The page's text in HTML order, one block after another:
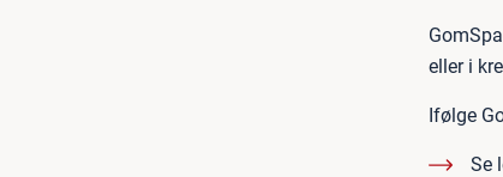
eller i
Ifølge
Se